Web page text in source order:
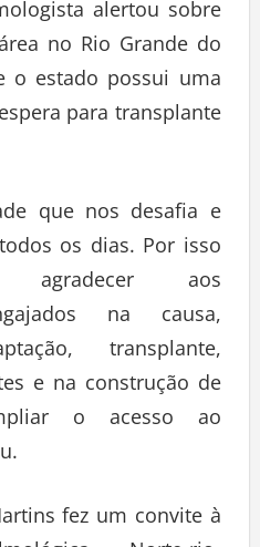
alertou sobre
no Rio Grande do
o estado possui uma
para transplante
que nos desafia e
os dias. Por isso
agradecer aos
na causa,
transplante,
e na construção de
o acesso ao
fez um convite à